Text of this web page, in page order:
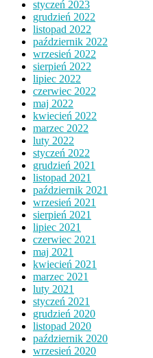
styczeń 2023
grudzień 2022
listopad 2022
październik 2022
wrzesień 2022
sierpień 2022
lipiec 2022
czerwiec 2022
maj 2022
kwiecień 2022
marzec 2022
luty 2022
styczeń 2022
grudzień 2021
listopad 2021
październik 2021
wrzesień 2021
sierpień 2021
lipiec 2021
czerwiec 2021
maj 2021
kwiecień 2021
marzec 2021
luty 2021
styczeń 2021
grudzień 2020
listopad 2020
październik 2020
wrzesień 2020